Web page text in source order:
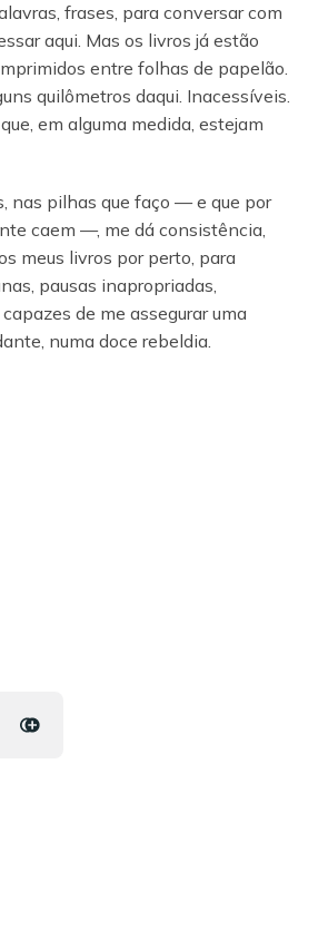
frases, para conversar com
aqui. Mas os livros já estão
entre folhas de papelão.
quilômetros daqui. Inacessíveis.
em alguma medida, estejam
nas pilhas que faço — e que por
caem —, me dá consistência,
meus livros por perto, para
pausas inapropriadas,
de me assegurar uma
numa doce rebeldia.